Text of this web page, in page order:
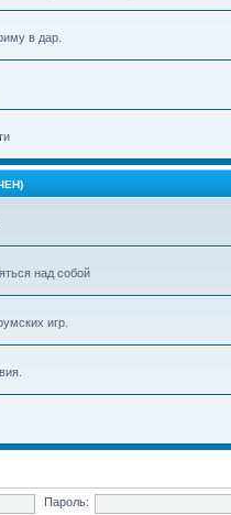
в дар.
над собой
игр.
Пароль: